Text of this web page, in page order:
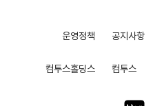
운영정책 공지사항
컴투스홀딩스 컴투스